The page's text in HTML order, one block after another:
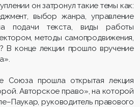
он затронул такие темы как:
выбор жанра, управление
подачи текста, виды работы
методы самопродвижения,
В конце лекции прошло вручение
Союза прошла открытая лекция
Авторское право», на которой
руководитель правового